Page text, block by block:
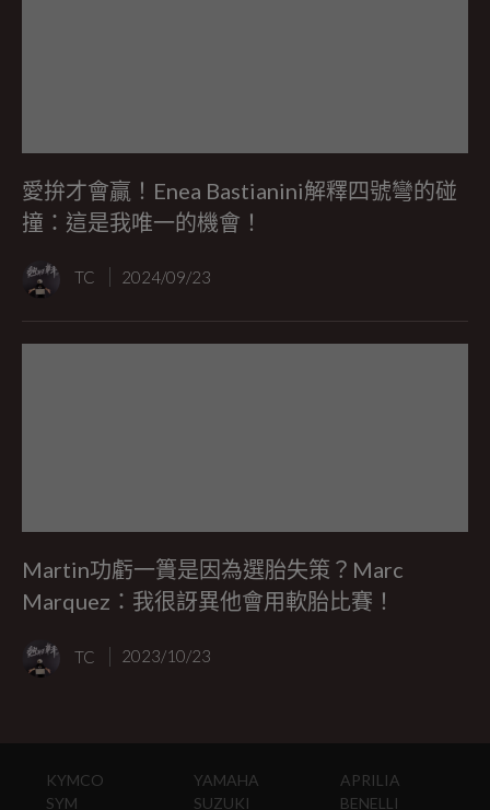
愛拚才會贏！Enea Bastianini解釋四號彎的碰
撞：這是我唯一的機會！
TC 2024/09/23
Martin功虧一簣是因為選胎失策？Marc
Marquez：我很訝異他會用軟胎比賽！
TC 2023/10/23
KYMCO
SYM
YAMAHA
SUZUKI
APRILIA
BENELLI